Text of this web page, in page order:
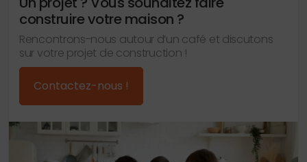
construire votre maison ?
Rencontrons-nous autour d’un café et discutons
sur votre projet de construction !
Contactez-nous !